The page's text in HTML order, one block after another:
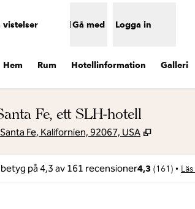
vistelser Gå med Logga in
Hem Rum Hotellinformation Galleri
Fe, ett SLH-hotell
Fe, Kalifornien, 92067, USA ,
4,3 (161 ) •